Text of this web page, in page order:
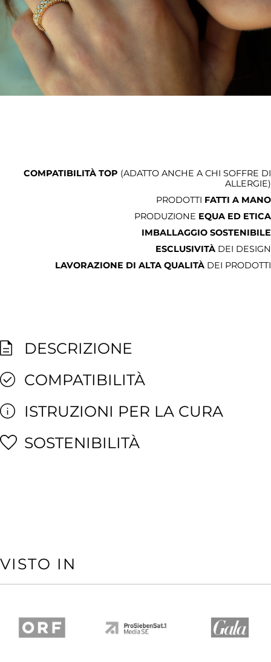
COMPATIBILITÀ TOP (ADATTO ANCHE A CHI SOFFRE DI
ALLERGIE)
PRODOTTI FATTI A MANO
PRODUZIONE EQUA ED ETICA
IMBALLAGGIO SOSTENIBILE
ESCLUSIVITÀ DEI DESIGN
LAVORAZIONE DI ALTA QUALITÀ DEI PRODOTTI
DESCRIZIONE
COMPATIBILITÀ
ISTRUZIONI PER LA CURA
SOSTENIBILITÀ
VISTO IN